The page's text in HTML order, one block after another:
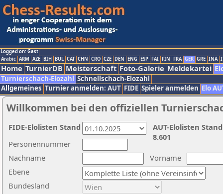
Logged on: Gast
Arabic ARM AZE BIH BUL CAT CHN CRO CZE DEN ENG ESP FAI FIN FRA GER GRE INA
Home TurnierDB Meisterschaft Foto-Galerie Meldekartei
Turnierschach-Elozahl Schnellschach-Elozahl
Allgemeines Turnier anmelden: AUT FIDE Spieler anmelden Elo
Willkommen bei den offiziellen
Nachname
Vorname
Ebene
Personennummer
Bundesland
AUT-Elolisten
8.601
FIDE-Elolisten Stand